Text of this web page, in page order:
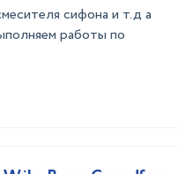
сифона и т.д а
работы по